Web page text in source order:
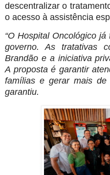
descentralizar o
o acesso à assistência
“O Hospital Oncológico
governo. As tratativas
Brandão e a iniciativa
A proposta é garantir
famílias e gerar mais de
garantiu.